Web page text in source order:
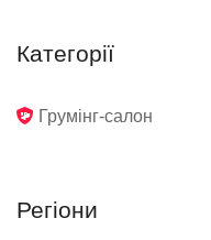
Категорії
Грумінг-салон
Регіони